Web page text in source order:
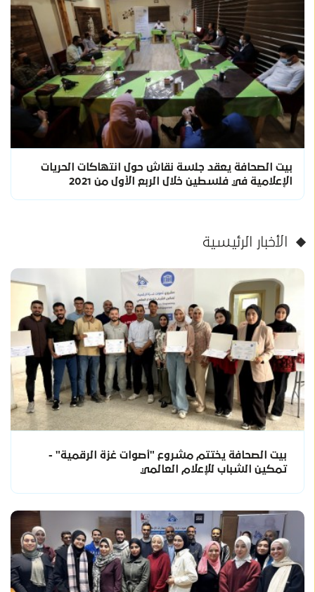
بيت الصحافة يعقد جلسة نقاش حول انتهاكات الحريات
الإعلامية في فلسطين خلال الربع الأول من 2021
الأخبار الرئيسية
بيت الصحافة يختتم مشروع "أصوات غزة الرقمية" -
تمكين الشباب للإعلام العالمي